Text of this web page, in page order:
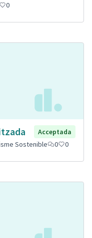
0
Acceptada
Sostenible 0 0